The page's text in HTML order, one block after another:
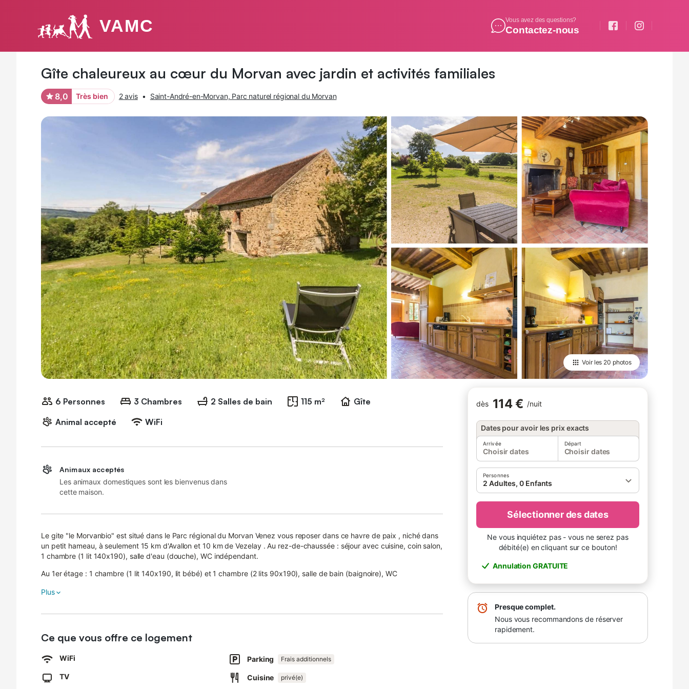
VAMC Vous avez des questions?
Contactez-nous
Gîte chaleureux au cœur du Morvan avec jardin et activités familiales
8,0 Très bien 2 avis • Saint-André-en-Morvan, Parc naturel régional du Morvan
Voir les 20 photos
Photos Équipements Avis des voyageurs
6 Personnes 3 Chambres 2 Salles de bain 115 m²
Gîte
Animal accepté
WiFi
dès 114 € /nuit
Dates pour avoir les prix exacts
Arrivée
Choisir dates
Départ
Choisir dates
Personnes
2 Adultes, 0 Enfants
Sélectionner des dates
Ne vous inquiétez pas - vous ne serez pas
débité(e) en cliquant sur ce bouton!
Annulation GRATUITE
Presque complet.
Nous vous recommandons de réserver
rapidement.
Animaux acceptés
Les animaux domestiques sont les bienvenus dans
cette maison.
Le gite "le Morvanbio" est situé dans le Parc régional du Morvan Venez vous reposer dans ce havre de paix , niché dans
un petit hameau, à seulement 15 km d'Avallon et 10 km de Vezelay . Au rez-de-chaussée : séjour avec cuisine, coin salon,
1 chambre (1 lit 140x190), salle d'eau (douche), WC indépendant.
Au 1er étage : 1 chambre (1 lit 140x190, lit bébé) et 1 chambre (2 lits 90x190), salle de bain (baignoire), WC
inclus.
Bois fourni gratuitement pour agrément mais si besoin de plus, stère à 70€.
Son grand jardin ( 6000 m2 ), avec ses équipements (trampoline, portique , table de ping pong , transats , salon de
jardin , barbecue et divers jeux , feront la joie des petits et des plus grands :-).
Connexion internet par la fibre
Plus
Ce que vous offre ce logement
WiFi Parking Frais additionnels
TV Cuisine privé(e)